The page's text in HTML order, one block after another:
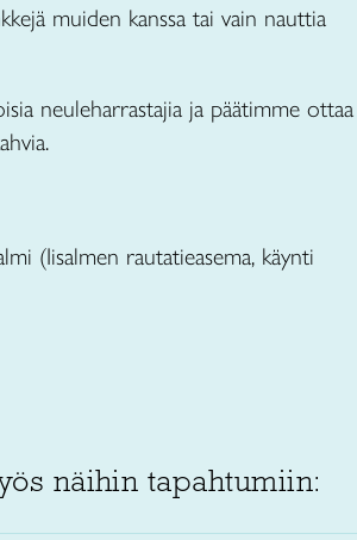
muiden kanssa tai vain nauttia
neuleharrastajia ja päätimme ottaa
(Iisalmen rautatieasema, käynti
näihin tapahtumiin: